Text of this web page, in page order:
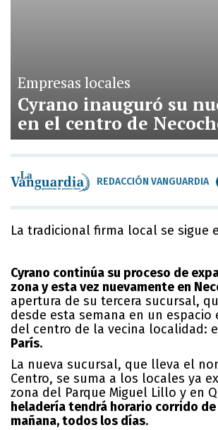
Empresas locales
Cyrano inauguró su
en el centro de
REDACCIÓN VANGUARDIA
La tradicional firma local se sigue
Cyrano continúa su proceso de
zona y esta vez nuevamente en
apertura de su tercera sucursal,
desde esta semana en un espacio
del centro de la vecina localidad:
París.
La nueva sucursal, que lleva el
Centro, se suma a los locales ya
zona del Parque Miguel Lillo y en
heladería tendrá horario corrido de
mañana, todos los días.